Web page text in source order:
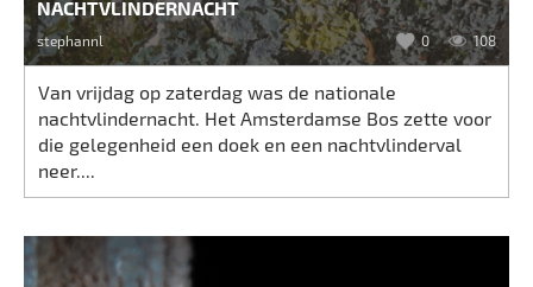
NACHTVLINDERNACHT
stephannl 0 108
Van vrijdag op zaterdag was de nationale
nachtvlindernacht. Het Amsterdamse Bos zette voor
die gelegenheid een doek en een nachtvlinderval
neer....